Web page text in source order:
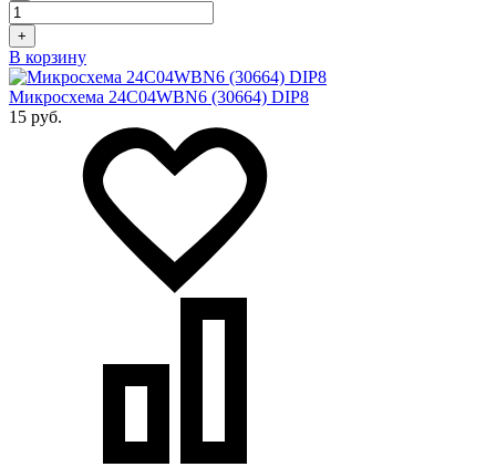
+
В корзину
Микросхема 24C04WBN6 (30664) DIP8
15 руб.